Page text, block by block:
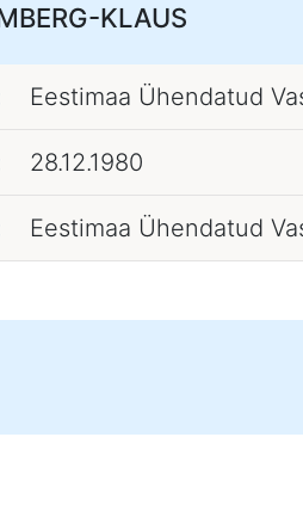
KLAUS
Eestimaa Ühendatud
28.12.1980
Eestimaa Ühendatud